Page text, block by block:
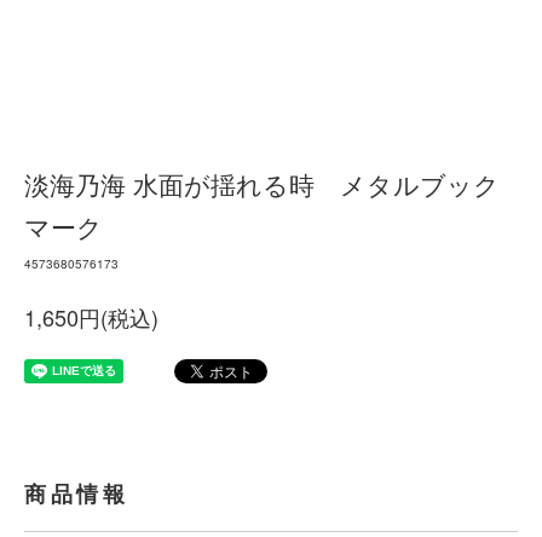
淡海乃海 水面が揺れる時 メタルブック
マーク
4573680576173
1,650円(税込)
商品情報